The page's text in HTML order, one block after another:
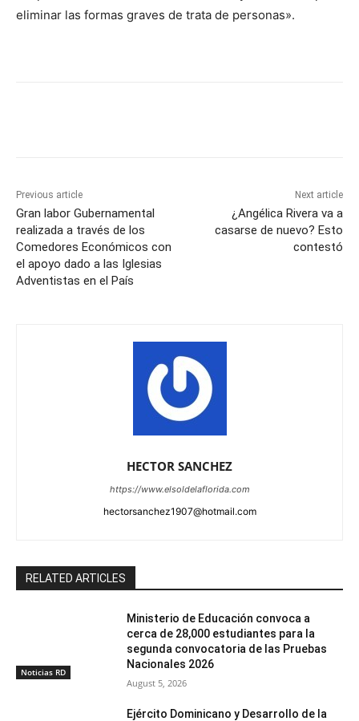
eliminar las formas graves de trata de personas».
Previous article
Gran labor Gubernamental
realizada a través de los
Comedores Económicos con
el apoyo dado a las Iglesias
Adventistas en el País
Next article
¿Angélica Rivera va a
casarse de nuevo? Esto
contestó
HECTOR SANCHEZ
https://www.elsoldelaflorida.com
hectorsanchez1907@hotmail.com
RELATED ARTICLES
Noticias RD
Ministerio de Educación convoca a
cerca de 28,000 estudiantes para la
segunda convocatoria de las Pruebas
Nacionales 2026
August 5, 2026
Ejército Dominicano y Desarrollo de la